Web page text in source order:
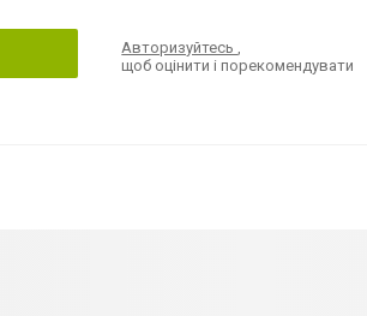
Авторизуйтесь,
щоб оцінити і порекомендувати